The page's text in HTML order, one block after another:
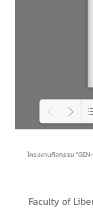
โครงงานกิจกรรม
Faculty of